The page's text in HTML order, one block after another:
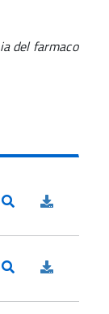
del farmaco